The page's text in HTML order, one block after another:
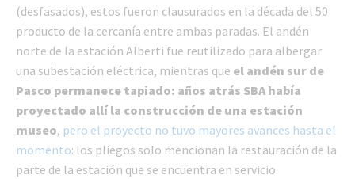
(desfasados), estos fueron clausurados en la década del 50
producto de la cercanía entre ambas paradas. El andén
norte de la estación Alberti fue reutilizado para albergar
una subestación eléctrica, mientras que el andén sur de
Pasco permanece tapiado: años atrás SBA había
proyectado allí la construcción de una estación
museo, pero el proyecto no tuvo mayores avances hasta el
momento: los pliegos solo mencionan la restauración de la
parte de la estación que se encuentra en servicio.